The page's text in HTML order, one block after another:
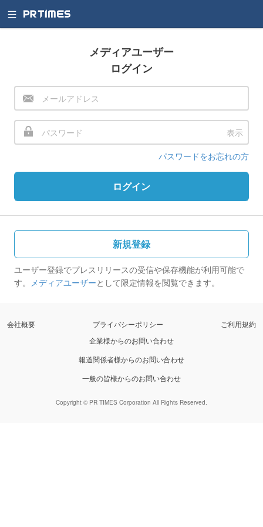
メディアユーザー
ログイン
表示
パスワードをお忘れの方
ログイン
新規登録
ユーザー登録でプレスリリースの受信や保存機能が利用可能で
す。 メディアユーザーとして限定情報を閲覧できます。
会社概要 プライバシーポリシー
ご利用規約
企業様からのお問い合わせ
報道関係者様からのお問い合わせ
一般の皆様からのお問い合わせ
Copyright © PR TIMES Corporation All Rights Reserved.